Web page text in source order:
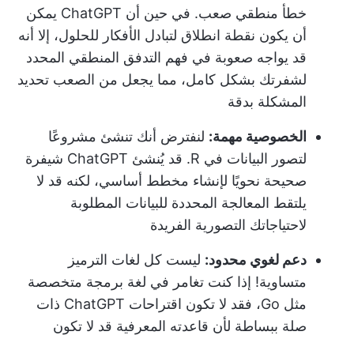
خطأ منطقي صعب. في حين أن ChatGPT يمكن
أن يكون نقطة انطلاق لتبادل الأفكار للحلول، إلا أنه
قد يواجه صعوبة في فهم التدفق المنطقي المحدد
لشفرتك بشكل كامل، مما يجعل من الصعب تحديد
المشكلة بدقة
الخصوصية مهمة: لنفترض أنك تنشئ مشروعًا
لتصور البيانات في R. قد يُنشئ ChatGPT شيفرة
صحيحة نحويًا لإنشاء مخطط أساسي، لكنه قد لا
يلتقط المعالجة المحددة للبيانات المطلوبة
لاحتياجاتك التصورية الفريدة
دعم لغوي محدود: ليست كل لغات الترميز
متساوية! إذا كنت تغامر في لغة برمجة متخصصة
مثل Go، فقد لا تكون اقتراحات ChatGPT ذات
صلة ببساطة لأن قاعدته المعرفية قد لا تكون